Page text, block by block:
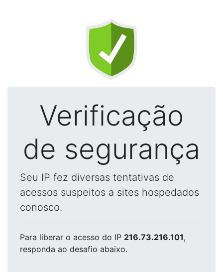
Verificação
de segurança
Seu IP fez diversas tentativas de
acessos suspeitos a sites hospedados
conosco.
Para liberar o acesso do IP 216.73.216.101,
responda ao desafio abaixo.